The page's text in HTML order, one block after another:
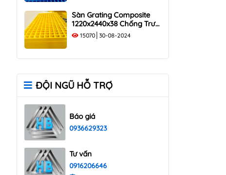
Sàn Grating Composite
1220x2440x38 Chống Trượt,
Chịu Lực
15070 30-08-2024
ĐỘI NGŨ HỖ TRỢ
Báo giá
0936629323
Tư vấn
0916206646